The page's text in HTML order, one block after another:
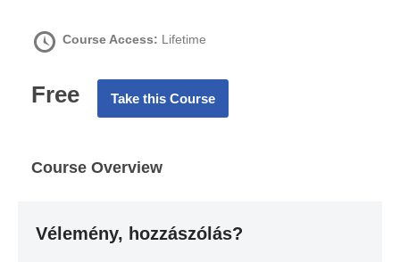
Course Access: Lifetime
Free Take this Course
Course Overview
Vélemény, hozzászólás?